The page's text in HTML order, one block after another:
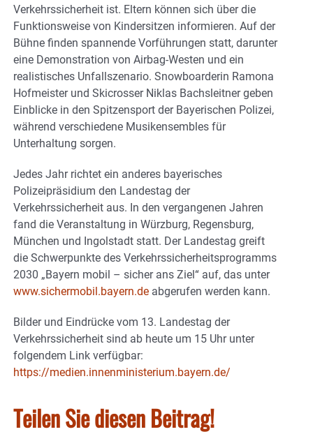
Verkehrssicherheit ist. Eltern können sich über die
Funktionsweise von Kindersitzen informieren. Auf der
Bühne finden spannende Vorführungen statt, darunter
eine Demonstration von Airbag-Westen und ein
realistisches Unfallszenario. Snowboarderin Ramona
Hofmeister und Skicrosser Niklas Bachsleitner geben
Einblicke in den Spitzensport der Bayerischen Polizei,
während verschiedene Musikensembles für
Unterhaltung sorgen.
Jedes Jahr richtet ein anderes bayerisches
Polizeipräsidium den Landestag der
Verkehrssicherheit aus. In den vergangenen Jahren
fand die Veranstaltung in Würzburg, Regensburg,
München und Ingolstadt statt. Der Landestag greift
die Schwerpunkte des Verkehrssicherheitsprogramms
2030 „Bayern mobil – sicher ans Ziel“ auf, das unter
www.sichermobil.bayern.de abgerufen werden kann.
Bilder und Eindrücke vom 13. Landestag der
Verkehrssicherheit sind ab heute um 15 Uhr unter
folgendem Link verfügbar:
https://medien.innenministerium.bayern.de/
Teilen Sie diesen Beitrag!